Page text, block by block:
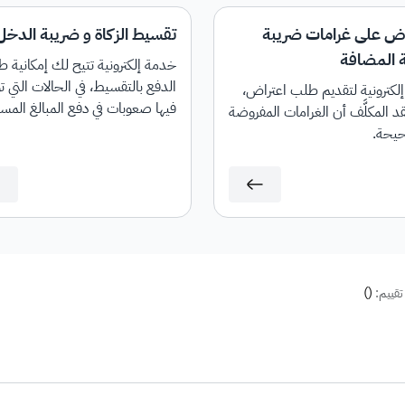
على غرامات ضريبة
المضافة
لتقديم طلب اعتراض،
المكلَّف أن الغرامات المفروضة
تقسيط الزكاة و ضريبة
خدمة إلكترونية تتيح لك
الدفع بالتقسيط، في الحالات التي
فيها صعوبات في دفع المبالغ
تقييم: (
)